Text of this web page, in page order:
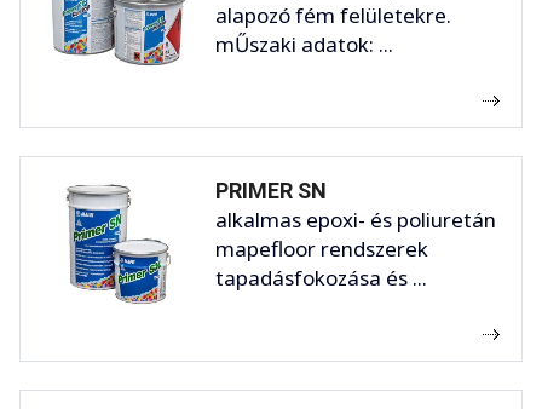
alapozó fém felületekre.
mŰszaki adatok: ...
PRIMER SN
alkalmas epoxi- és poliuretán
mapefloor rendszerek
tapadásfokozása és ...